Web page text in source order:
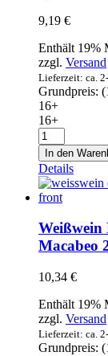
9,19 €
Enthält 19%
zzgl. Versand
Lieferzeit: ca.
Grundpreis: (
16+
16+
Weißwein
Faustino
Rivero
Ulecia
Blanco
2019
0,75l
Menge
In den
Details
Macabeo
10,34 €
Enthält 19%
zzgl. Versand
Lieferzeit: ca.
Grundpreis: (